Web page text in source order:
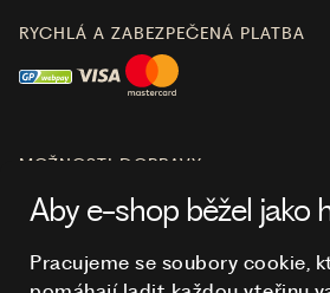
RYCHLÁ A ZABEZPEČENÁ PLATBA
MOŽNOSTI DOPRAVY
Aby e-shop běžel jako
Pracujeme se soubory cookie,